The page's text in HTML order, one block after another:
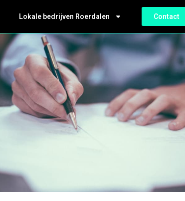
Lokale bedrijven Roerdalen Contact